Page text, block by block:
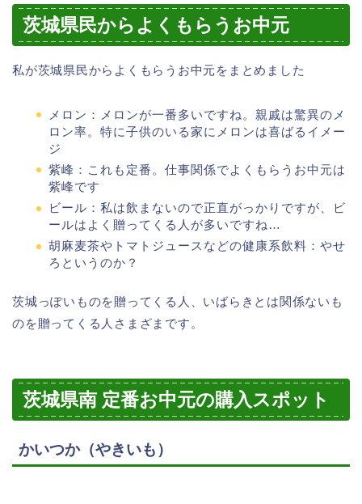
茨城県民からよくもらうお中元
私が茨城県民からよくもらうお中元をまとめました
メロン：メロンが一番多いですね。親戚は驚異のメ
ロン率。特に子供のいる家にメロンは喜ばるイメー
ジ
紫峰：これも定番。仕事関係でよくもらうお中元は
紫峰です
ビール：私は飲まないので正直がっかりですが、ビ
ールはよく贈ってくる人が多いですね…
胡麻麦茶やトマトジュースなどの健康系飲料：やせ
ろというのか？
茨城っぽいものを贈ってくる人、いばらきとは関係ないも
のを贈ってくる人さまざまです。
茨城県南 定番お中元の購入スポット
かいつか（やきいも）